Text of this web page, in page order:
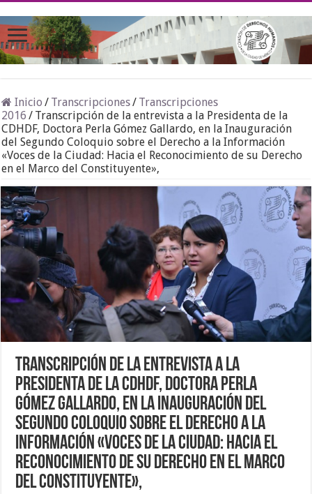
Inicio / Transcripciones/ Transcripciones
2016 / Transcripción de la entrevista a la Presidenta de la
CDHDF, Doctora Perla Gómez Gallardo, en la Inauguración
del Segundo Coloquio sobre el Derecho a la Información
«Voces de la Ciudad: Hacia el Reconocimiento de su Derecho
en el Marco del Constituyente»,
Transcripción de la entrevista a la
Presidenta de la CDHDF, Doctora Perla
Gómez Gallardo, en la Inauguración del
Segundo Coloquio sobre el Derecho a la
Información «Voces de la Ciudad: Hacia el
Reconocimiento de su Derecho en el Marco
del Constituyente»,